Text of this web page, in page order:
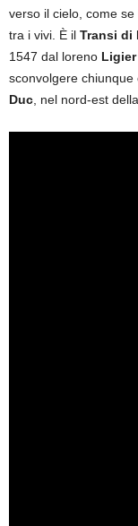
verso il cielo, come
tra i vivi. È il Transi di
1547 dal loreno
sconvolgere chiunque
Duc , nel nord-est